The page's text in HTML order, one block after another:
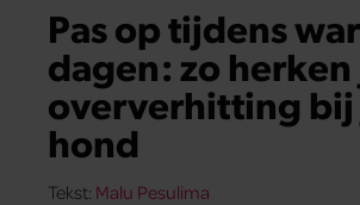
Pas op tijdens
dagen: zo herken
oververhitting bij
hond
Tekst: Malu Pesulima